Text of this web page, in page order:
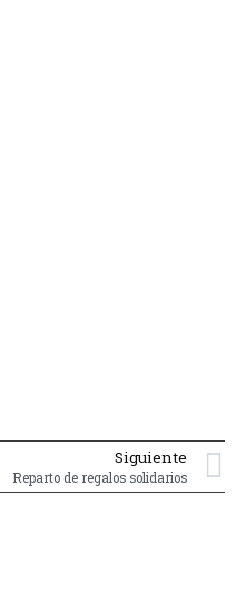
Siguiente
Reparto de regalos solidarios